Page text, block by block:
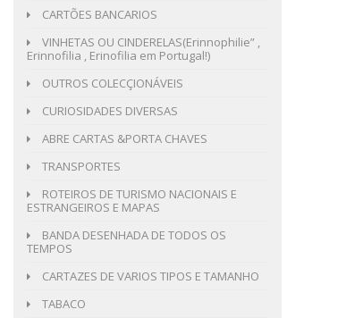
CARTÕES BANCARIOS
VINHETAS OU CINDERELAS(Erinnophilie” ,
Erinnofilia , Erinofilia em Portugal!)
OUTROS COLECÇIONÁVEIS
CURIOSIDADES DIVERSAS
ABRE CARTAS &PORTA CHAVES
TRANSPORTES
ROTEIROS DE TURISMO NACIONAIS E
ESTRANGEIROS E MAPAS
BANDA DESENHADA DE TODOS OS
TEMPOS
CARTAZES DE VARIOS TIPOS E TAMANHO
TABACO